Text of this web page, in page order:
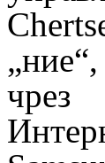
чрез